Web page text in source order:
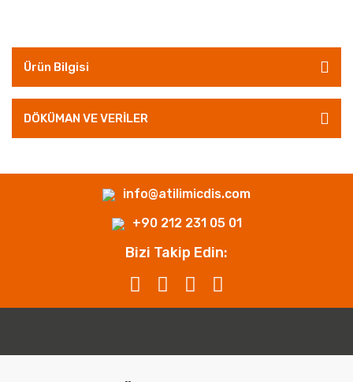
Ürün Bilgisi
DÖKÜMAN VE VERİLER
info@atilimicdis.com
+90 212 231 05 01
Bizi Takip Edin: